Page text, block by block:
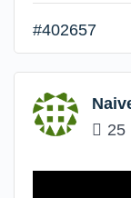
#402657
25